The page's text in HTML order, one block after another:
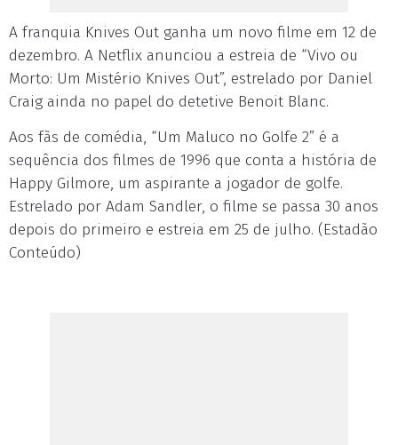
A franquia Knives Out ganha um novo filme em 12 de
dezembro. A Netflix anunciou a estreia de “Vivo ou
Morto: Um Mistério Knives Out”, estrelado por Daniel
Craig ainda no papel do detetive Benoit Blanc.
Aos fãs de comédia, “Um Maluco no Golfe 2” é a
sequência dos filmes de 1996 que conta a história de
Happy Gilmore, um aspirante a jogador de golfe.
Estrelado por Adam Sandler, o filme se passa 30 anos
depois do primeiro e estreia em 25 de julho. (Estadão
Conteúdo)